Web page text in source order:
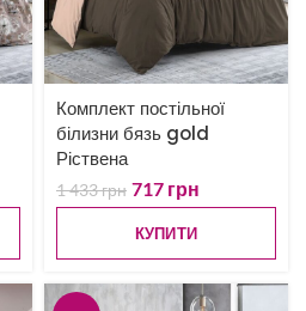
Комплект постільної
білизни бязь gold
Ріствена
1 433грн 717 грн
КУПИТИ